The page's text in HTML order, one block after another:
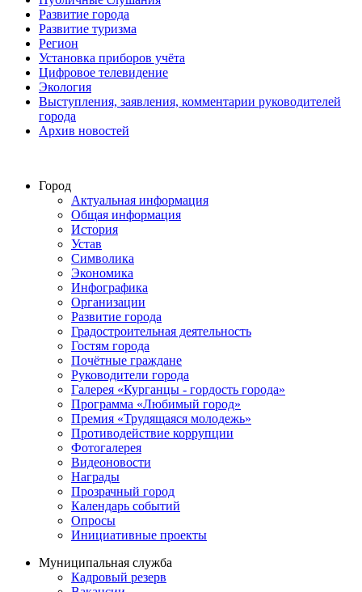
Развитие города
Развитие туризма
Регион
Установка приборов учёта
Цифровое телевидение
Экология
Выступления, заявления, комментарии руководителей
города
Архив новостей
Город
Актуальная информация
Общая информация
История
Устав
Символика
Экономика
Инфографика
Организации
Развитие города
Градостроительная деятельность
Гостям города
Почётные граждане
Руководители города
Галерея «Курганцы - гордость города»
Программа «Любимый город»
Премия «Трудящаяся молодежь»
Противодействие коррупции
Фотогалерея
Видеоновости
Награды
Прозрачный город
Календарь событий
Опросы
Инициативные проекты
Муниципальная служба
Кадровый резерв